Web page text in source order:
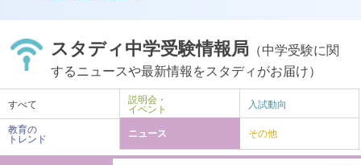
スタディ中学受験情報局 （中学受験に関
するニュースや最新情報をスタディがお届け）
すべて
説明会・
イベント
入試動向
教育の
トレンド
ニュース その他